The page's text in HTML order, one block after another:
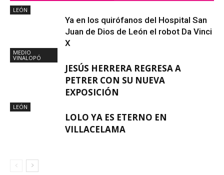
LEÓN
Ya en los quirófanos del Hospital San
Juan de Dios de León el robot Da Vinci
X
MEDIO
VINALOPÓ
JESÚS HERRERA REGRESA A
PETRER CON SU NUEVA
EXPOSICIÓN
LEÓN
LOLO YA ES ETERNO EN
VILLACELAMA